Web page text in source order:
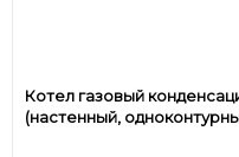
Котел газовый
(настенный,